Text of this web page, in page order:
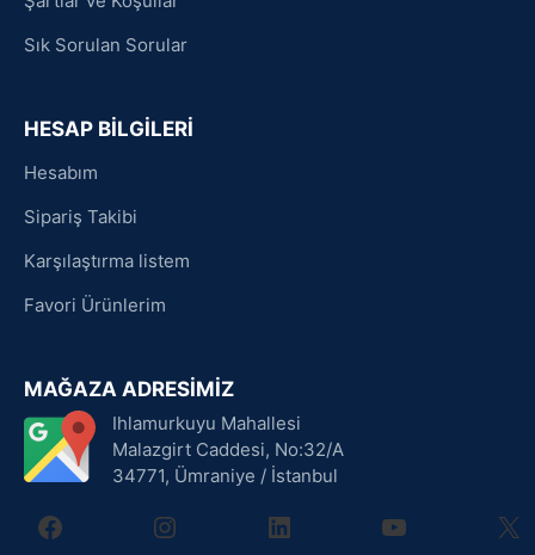
Sık Sorulan Sorular
HESAP BİLGİLERİ
Hesabım
Sipariş Takibi
Karşılaştırma listem
Favori Ürünlerim
MAĞAZA ADRESİMİZ
Ihlamurkuyu Mahallesi
Malazgirt Caddesi, No:32/A
34771, Ümraniye / İstanbul
facebookinstagramlinkedin youtube X